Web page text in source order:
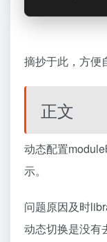
摘抄于此，方便
正文
动态配置
示。
问题原因及时
动态切换是没有